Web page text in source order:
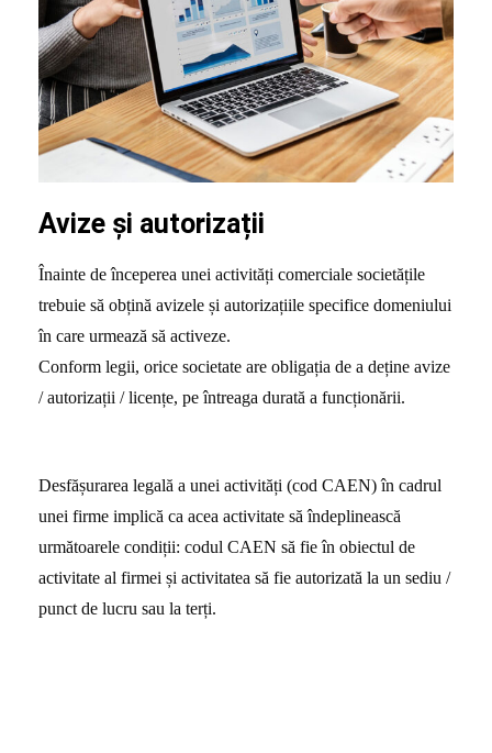
Avize și autorizații
Înainte de începerea unei activități comerciale societățile
trebuie să obțină avizele și autorizațiile specifice domeniului
în care urmează să activeze.
Conform legii, orice societate are obligația de a deține avize
/ autorizații / licențe, pe întreaga durată a funcționării.
Desfășurarea legală a unei activități (cod CAEN) în cadrul
unei firme implică ca acea activitate să îndeplinească
următoarele condiții: codul CAEN să fie în obiectul de
activitate al firmei și activitatea să fie autorizată la un sediu /
punct de lucru sau la terți.